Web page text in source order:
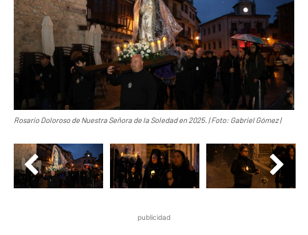
Rosario Doloroso de Nuestra Señora de la Soledad en 2025. | Foto: Gabriel Gómez |
publicidad